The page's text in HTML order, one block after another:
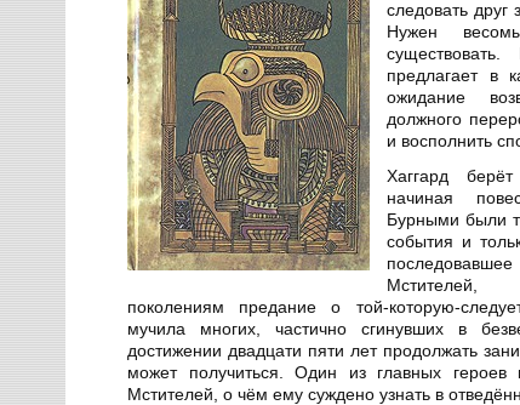
следовать друг
Нужен
предлагает в
ожидание
должного
и восполнить
Хаггард
начиная
Бурными были
события и
Мстителей,
поколениям предание о той-которую-
мучила многих, частично сгинувших в
достижении двадцати пяти лет продолжать
может получиться. Один из главных героев
Мстителей, о чём ему суждено узнать в